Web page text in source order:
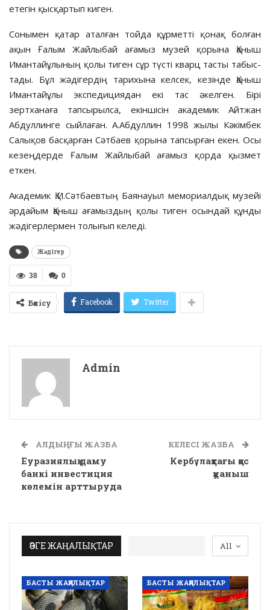
етегін қысқартып киген.
Сонымен қатар аталған тойда құрметті қонақ болған
ақын Ғалым Жайлыбай аға­мыз музей қорына Қаныш
Имантайұлының қолы тиген сұр түсті кварц тасты табыс­
тады. Бұл жәдігердің тарихына келсек, кезінде Қаныш
Имантайұлы экспедициядан екі тас әкелген. Бірі
зертханаға тапсырылса, екіншісін академик Айтжан
Абдуллинге сыйлаған. А.Абдуллин 1998 жылы Кәкімбек
Салықов бас­­қарған Сәтбаев қорына тапсыр­ған екен. Осы
кезең­дерде Ғалым Жай­лыбай аға­мыз қорда қызмет
еткен.
Академик Қ.И.Сәтбаевтың Баянауыл мемориалдық му­зейі
әрдайым Қаныш аға­мыз­дың қолы тиген осындай құн­ды
жәдігерлермен толығып келеді.
Жәдігер
0
38
Бөлісу Facebook Twitter
Admin
АЛДЫҢҒЫ ЖАЗБА
Еуразиялық даму
банкі инвестиция
көлемін арттыруда
КЕЛЕСІ ЖАЗБА
Кербұлақтағы қос
қуаныш
All
ӨЗГЕ ЖАҢАЛЫҚТАР
БАСТЫ ЖАҢАЛЫҚТАР БАСТЫ ЖАҢАЛЫҚТАР